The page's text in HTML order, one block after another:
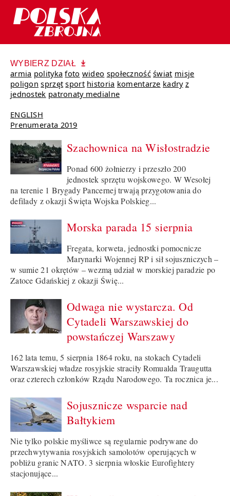
WYBIERZ DZIAŁ
armia polityka foto wideo społeczność świat misje
poligon sprzęt sport historia komentarze kadry z
jednostek patronaty medialne
ENGLISH
Prenumerata 2019
Szachownica na Wisłostradzie
Ponad 600 żołnierzy i przeszło 200
jednostek sprzętu wojskowego. W Wesołej
na terenie 1 Brygady Pancernej trwają przygotowania do
defilady z okazji Święta Wojska Polskieg...
Morska parada 15 sierpnia
Fregata, korweta, jednostki pomocnicze
Marynarki Wojennej RP i sił sojuszniczych –
w sumie 21 okrętów – wezmą udział w morskiej paradzie po
Zatoce Gdańskiej z okazji Świę...
Odwaga nie wystarcza. Od
Cytadeli Warszawskiej do
powstańczej Warszawy
162 lata temu, 5 sierpnia 1864 roku, na stokach Cytadeli
Warszawskiej władze rosyjskie straciły Romualda Traugutta
oraz czterech członków Rządu Narodowego. Ta rocznica je...
Sojusznicze wsparcie nad
Bałtykiem
Nie tylko polskie myśliwce są regularnie podrywane do
przechwytywania rosyjskich samolotów operujących w
pobliżu granic NATO. 3 sierpnia włoskie Eurofightery
stacjonujące...